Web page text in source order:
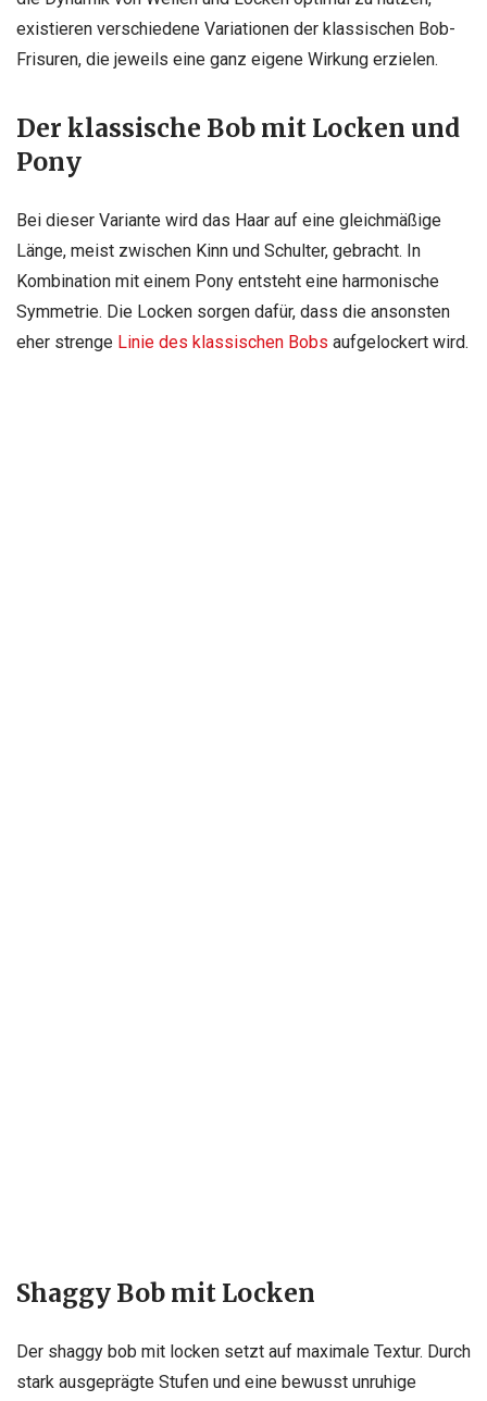
existieren verschiedene Variationen der klassischen Bob-
Frisuren, die jeweils eine ganz eigene Wirkung erzielen.
Der klassische Bob mit Locken und
Pony
Bei dieser Variante wird das Haar auf eine gleichmäßige
Länge, meist zwischen Kinn und Schulter, gebracht. In
Kombination mit einem Pony entsteht eine harmonische
Symmetrie. Die Locken sorgen dafür, dass die ansonsten
eher strenge Linie des klassischen Bobs aufgelockert wird.
Shaggy Bob mit Locken
Der shaggy bob mit locken setzt auf maximale Textur. Durch
stark ausgeprägte Stufen und eine bewusst unruhige